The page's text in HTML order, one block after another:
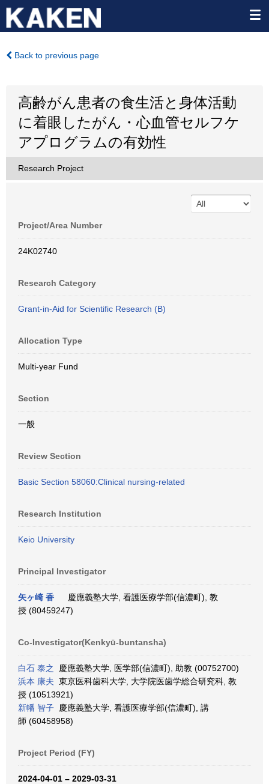
Back to previous page
高齢がん患者の食生活と身体活動
に着眼したがん・心血管セルフケ
アプログラムの有効性
Research Project
Project/Area Number
24K02740
Research Category
Grant-in-Aid for Scientific Research (B)
Allocation Type
Multi-year Fund
Section
一般
Review Section
Basic Section 58060:Clinical nursing-related
Research Institution
Keio University
Principal Investigator
矢ヶ崎 香
慶應義塾大学, 看護医療学部(信濃町), 教
授 (80459247)
Co-Investigator(Kenkyū-buntansha)
白石 泰之
慶應義塾大学, 医学部(信濃町), 助教 (00752700)
浜本 康夫 東京医科歯科大学, 大学院医歯学総合研究科, 教
授 (10513921)
新幡 智子 慶應義塾大学, 看護医療学部(信濃町), 講
師 (60458958)
Project Period (FY)
2024-04-01 – 2029-03-31